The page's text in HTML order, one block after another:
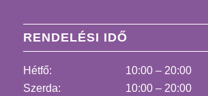
RENDELÉSI IDŐ
Hétfő:
10:00 – 20:00
Szerda:
10:00 – 20:00